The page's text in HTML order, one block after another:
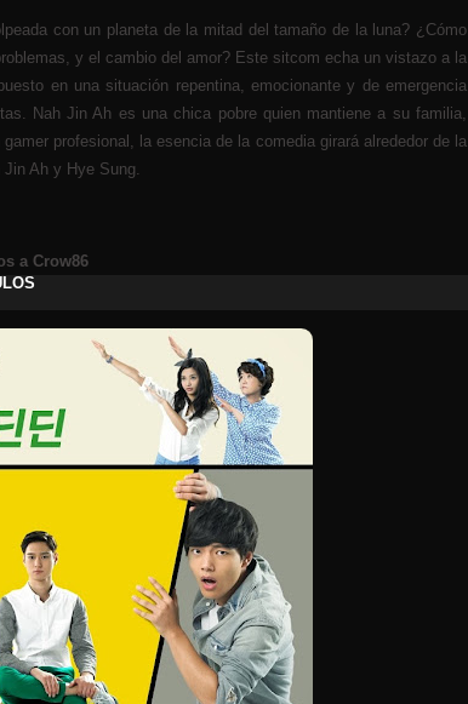
con un planeta de la mitad del tamaño de la luna? ¿Cómo
y el cambio del amor? Este sitcom echa un vistazo a la
en una situación repentina, emocionante y de emergencia
Nah Jin Ah es una chica pobre quien mantiene a su familia,
profesional, la esencia de la comedia girará alrededor de la
Ah y Hye Sung.
a Crow86